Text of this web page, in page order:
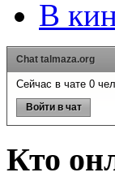
В
Chat talmaza.org
Сейчас в чате 0
Войти в чат
Кто